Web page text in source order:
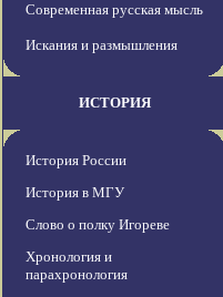
Современная русская мысль
Искания и размышления
ИСТОРИЯ
История России
История в МГУ
Слово о полку Игореве
Хронология и
парахронология